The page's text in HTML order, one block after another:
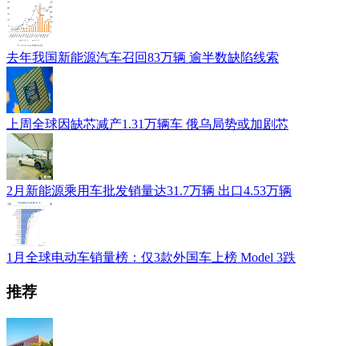
去年我国新能源汽车召回83万辆 逾半数缺陷线索
上周全球因缺芯减产1.31万辆车 俄乌局势或加剧芯
2月新能源乘用车批发销量达31.7万辆 出口4.53万辆
1月全球电动车销量榜：仅3款外国车上榜 Model 3跌
推荐